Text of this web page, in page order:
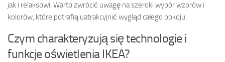
jak i relaksowi. Warto zwrócić uwagę na szeroki wybór wzorów i
kolorów, które potrafią uatrakcyjnić wygląd całego pokoju.
Czym charakteryzują się technologie i
funkcje oświetlenia IKEA?